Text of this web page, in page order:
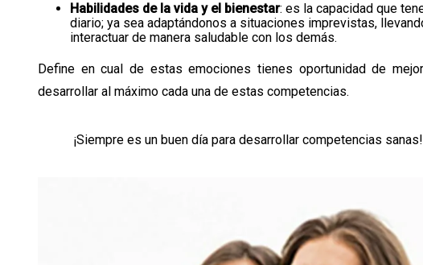
Habilidades de la vida y el bienestar: es la capacidad que
diario; ya sea adaptándonos a situaciones imprevistas,
interactuar de manera saludable con los demás.
Define en cual de estas emociones tienes oportunidad de
desarrollar al máximo cada una de estas competencias.
¡Siempre es un buen día para desarrollar competencias sanas!